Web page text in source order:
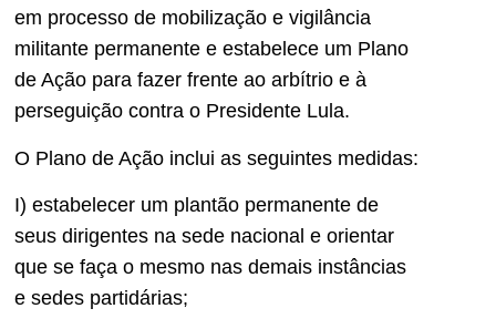
em processo de mobilização e vigilância
militante permanente e estabelece um Plano
de Ação para fazer frente ao arbítrio e à
perseguição contra o Presidente Lula.
O Plano de Ação inclui as seguintes medidas:
I) estabelecer um plantão permanente de
seus dirigentes na sede nacional e orientar
que se faça o mesmo nas demais instâncias
e sedes partidárias;